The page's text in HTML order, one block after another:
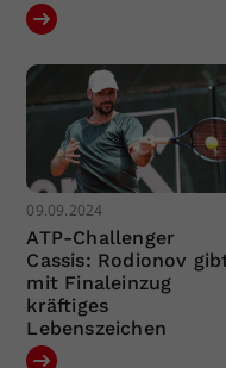
09.09.2024
ATP-Challenger
Cassis: Rodionov
mit Finaleinzug
kräftiges
Lebenszeichen